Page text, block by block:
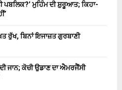
ਪਬਲਿਕ?’ ਮੁਹਿੰਮ ਦੀ ਸ਼ੁਰੂਆਤ; ਕਿਹਾ-
ਰੁੱਖ, ਬਿਨਾਂ ਇਜਾਜ਼ਤ ਗੁਰਬਾਣੀ
ਜਾਨ; ਕੋਚੀ ਉਡਾਣ ਦਾ ਐਮਰਜੈਂਸੀ